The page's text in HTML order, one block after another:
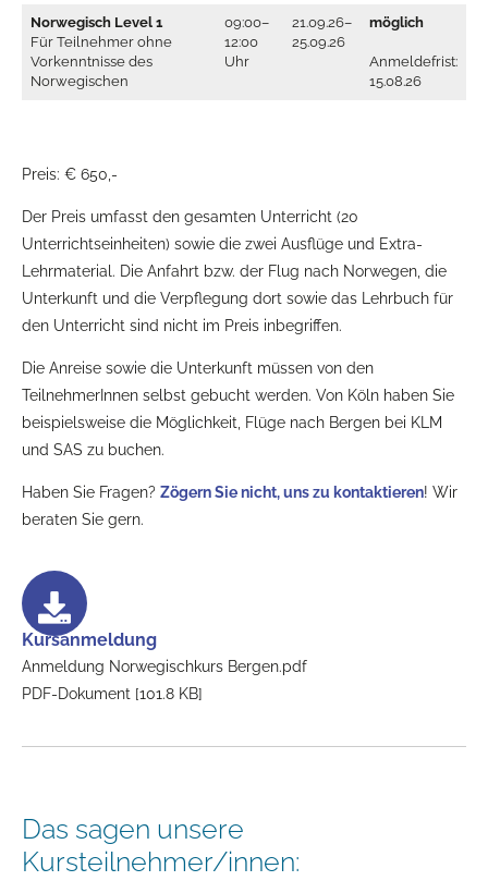
Norwegisch Level 1
Für Teilnehmer ohne
Vorkenntnisse des
Norwegischen
09:00–
12:00
Uhr
21.09.26–
25.09.26
möglich
Anmeldefrist:
15.08.26
Preis: € 650,-
Der Preis umfasst den gesamten Unterricht (20
Unterrichtseinheiten) sowie die zwei Ausflüge und Extra-
Lehrmaterial. Die Anfahrt bzw. der Flug nach Norwegen, die
Unterkunft und die Verpflegung dort sowie das Lehrbuch für
den Unterricht sind nicht im Preis inbegriffen.
Die Anreise sowie die Unterkunft müssen von den
TeilnehmerInnen selbst gebucht werden. Von Köln haben Sie
beispielsweise die Möglichkeit, Flüge nach Bergen bei KLM
und SAS zu buchen.
Haben Sie Fragen? Zögern Sie nicht, uns zu kontaktieren! Wir
beraten Sie gern.
Kursanmeldung
Anmeldung Norwegischkurs Bergen.pdf
PDF-Dokument [101.8 KB]
Das sagen unsere
Kursteilnehmer/innen: